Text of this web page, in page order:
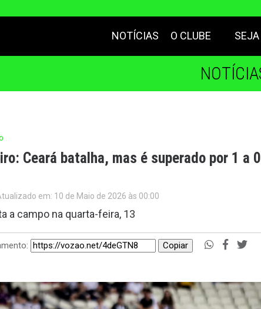
NOTÍCIAS O CLUBE
Ceará batalha, mas é superado por 1 a
em: 10 de Maio de 2026 às 00:00
a campo na quarta-feira, 13
Copiar